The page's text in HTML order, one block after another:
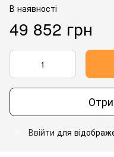
В наявності
49 852 грн
Ввійти для